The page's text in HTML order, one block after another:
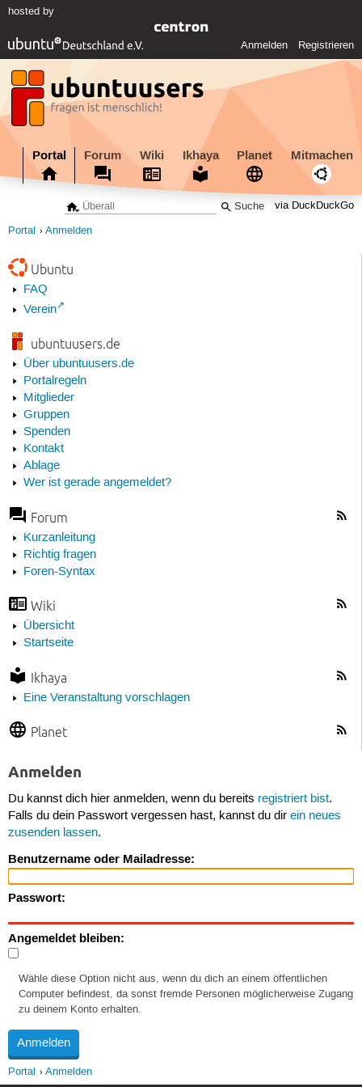
hosted by
Anmelden Registrieren
Portal Forum Wiki Ikhaya Planet Mitmachen
via DuckDuckGo
Portal Anmelden
Ubuntu
FAQ
Verein
ubuntuusers.de
Über ubuntuusers.de
Portalregeln
Mitglieder
Gruppen
Spenden
Kontakt
Ablage
Wer ist gerade angemeldet?
Forum
Kurzanleitung
Richtig fragen
Foren-Syntax
Wiki
Übersicht
Startseite
Ikhaya
Eine Veranstaltung vorschlagen
Planet
Anmelden
Du kannst dich hier anmelden, wenn du bereits registriert bist.
Falls du dein Passwort vergessen hast, kannst du dir ein neues
zusenden lassen.
Benutzername oder Mailadresse:
Passwort:
Angemeldet bleiben:
Wähle diese Option nicht aus, wenn du dich an einem öffentlichen
Computer befindest, da sonst fremde Personen möglicherweise Zugang
zu deinem Konto erhalten.
Portal Anmelden